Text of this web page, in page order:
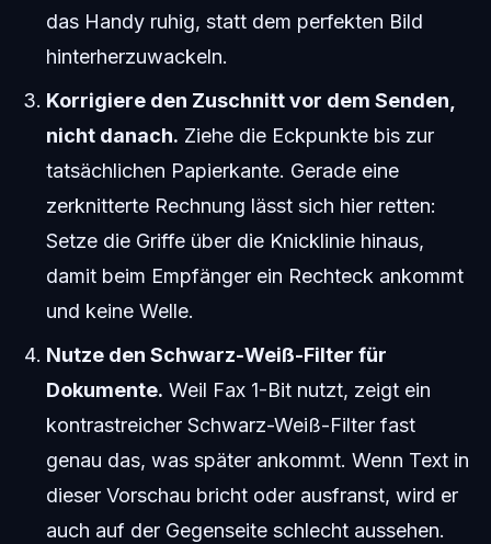
das Handy ruhig, statt dem perfekten Bild
hinterherzuwackeln.
Korrigiere den Zuschnitt vor dem Senden,
nicht danach. Ziehe die Eckpunkte bis zur
tatsächlichen Papierkante. Gerade eine
zerknitterte Rechnung lässt sich hier retten:
Setze die Griffe über die Knicklinie hinaus,
damit beim Empfänger ein Rechteck ankommt
und keine Welle.
Nutze den Schwarz-Weiß-Filter für
Dokumente. Weil Fax 1-Bit nutzt, zeigt ein
kontrastreicher Schwarz-Weiß-Filter fast
genau das, was später ankommt. Wenn Text in
dieser Vorschau bricht oder ausfranst, wird er
auch auf der Gegenseite schlecht aussehen.